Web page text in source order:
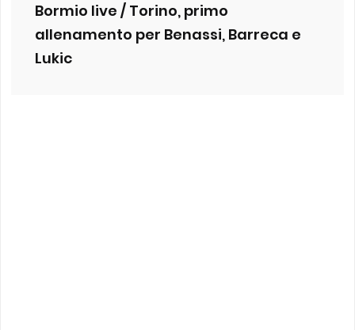
Bormio live / Torino, primo
allenamento per Benassi, Barreca e
Lukic